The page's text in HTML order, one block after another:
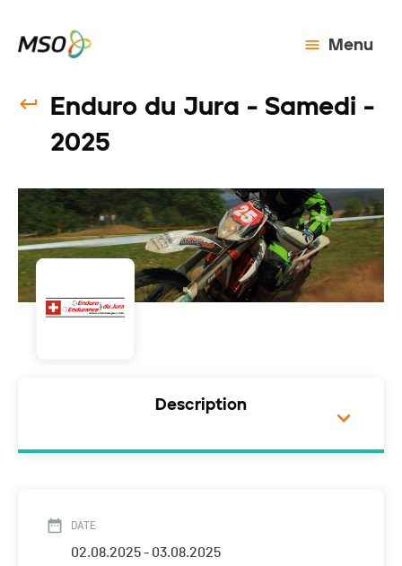
Menu
Enduro du Jura - Samedi -
2025
Description
DATE
02.08.2025 - 03.08.2025